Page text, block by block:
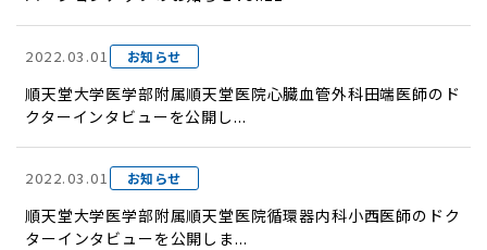
2022.03.01 お知らせ
順天堂大学医学部附属順天堂医院心臓血管外科田端医師のド
クターインタビューを公開し...
2022.03.01 お知らせ
順天堂大学医学部附属順天堂医院循環器内科小西医師のドク
ターインタビューを公開しま...